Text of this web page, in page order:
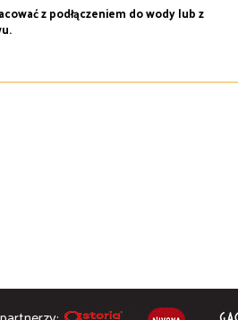
z podłączeniem do wody lub z